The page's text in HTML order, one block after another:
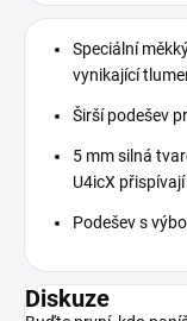
Speciální
vynikající
Širší podešev
5 mm silná
U4icX
Podešev s
Diskuze